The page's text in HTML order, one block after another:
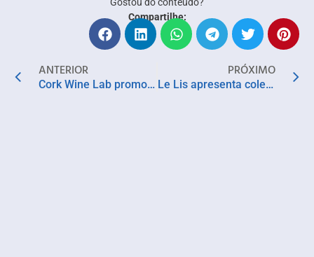
Gostou do conteúdo?
Compartilhe:
ANTERIOR
Cork Wine Lab promove degustações de vinhos dos Estados Unidos e Portugal com rótulos icônicos em Salvador
PRÓXIMO
Le Lis apresenta coleção Matiz & Glow inspirada no universo botânico